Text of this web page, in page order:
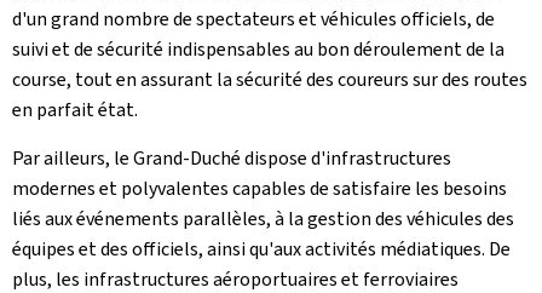
d'un grand nombre de spectateurs et véhicules officiels, de
suivi et de sécurité indispensables au bon déroulement de la
course, tout en assurant la sécurité des coureurs sur des routes
en parfait état.
Par ailleurs, le Grand-Duché dispose d'infrastructures
modernes et polyvalentes capables de satisfaire les besoins
liés aux événements parallèles, à la gestion des véhicules des
équipes et des officiels, ainsi qu'aux activités médiatiques. De
plus, les infrastructures aéroportuaires et ferroviaires